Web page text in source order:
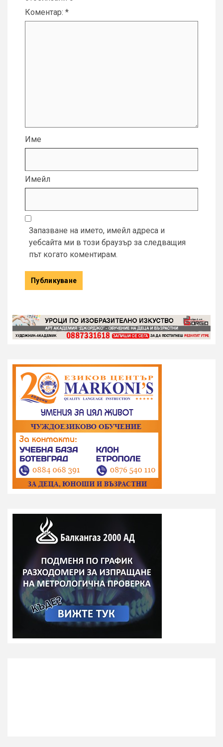
Коментар: *
Име
Имейл
Запазване на името, имейл адреса и
уебсайта ми в този браузър за следващия
път когато коментирам.